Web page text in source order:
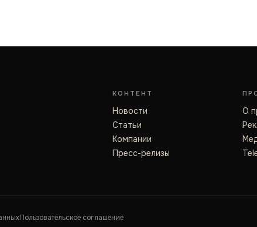
КОНТЕНТ
Новости
Статьи
Компании
Пресс-релизы
О
Пользовательское соглашение